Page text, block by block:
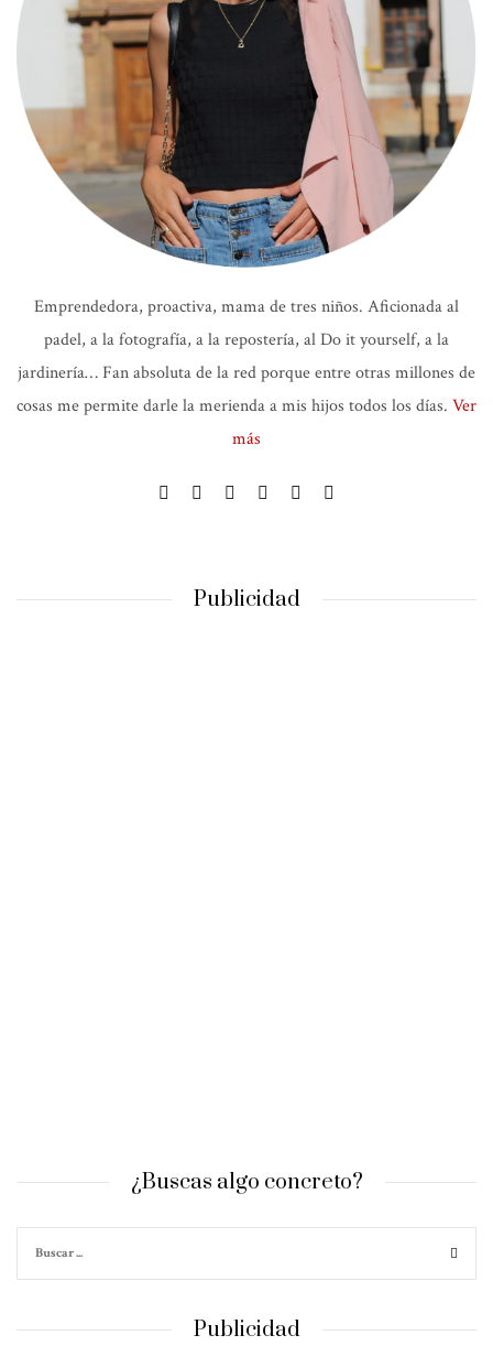
Emprendedora, proactiva, mama de tres niños. Aficionada al
padel, a la fotografía, a la repostería, al Do it yourself, a la
jardinería… Fan absoluta de la red porque entre otras millones de
cosas me permite darle la merienda a mis hijos todos los días. Ver
más
Publicidad
¿Buscas algo concreto?
Publicidad